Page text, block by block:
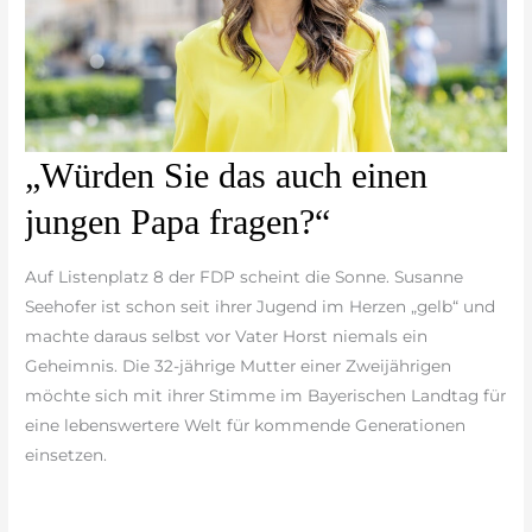
„Würden Sie das auch einen
jungen Papa fragen?“
Auf Listenplatz 8 der FDP scheint die Sonne. Susanne
Seehofer ist schon seit ihrer Jugend im Herzen „gelb“ und
machte daraus selbst vor Vater Horst niemals ein
Geheimnis. Die 32-jährige Mutter einer Zweijährigen
möchte sich mit ihrer Stimme im Bayerischen Landtag für
eine lebenswertere Welt für kommende Generationen
einsetzen.
„Würden
Sie
das
einen
jungen
Papa
fragen?“